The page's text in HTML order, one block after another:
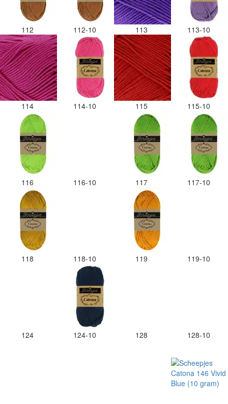
112 112-10 113 113-10
114 114-10 115 115-10
116 116-10 117 117-10
118 118-10 119 119-10
124 124-10 128 128-10